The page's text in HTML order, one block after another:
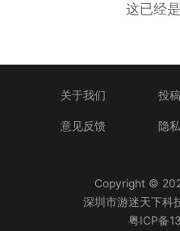
这已经
关于我们 投
意见反馈 隐
Copyright ©
深圳市游迷天下科
粤ICP备